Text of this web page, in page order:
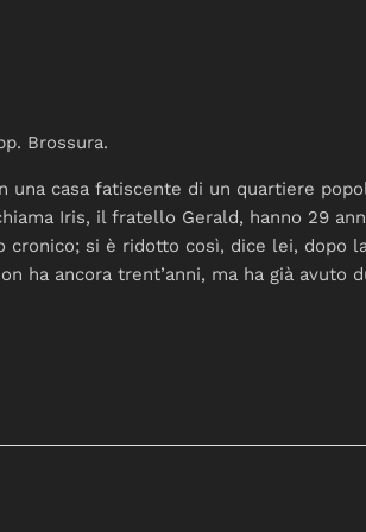
Brossura.
una casa fatiscente di un quartiere
Iris, il fratello Gerald, hanno 29
cronico; si è ridotto così, dice lei, dopo
ha ancora trent’anni, ma ha già avuto